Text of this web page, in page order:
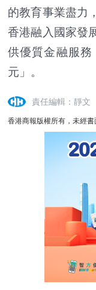
的教育事業盡力
香港融入國家發
供優質金融服
元」。
責任編輯：靜文
香港商報版權所有，未經書